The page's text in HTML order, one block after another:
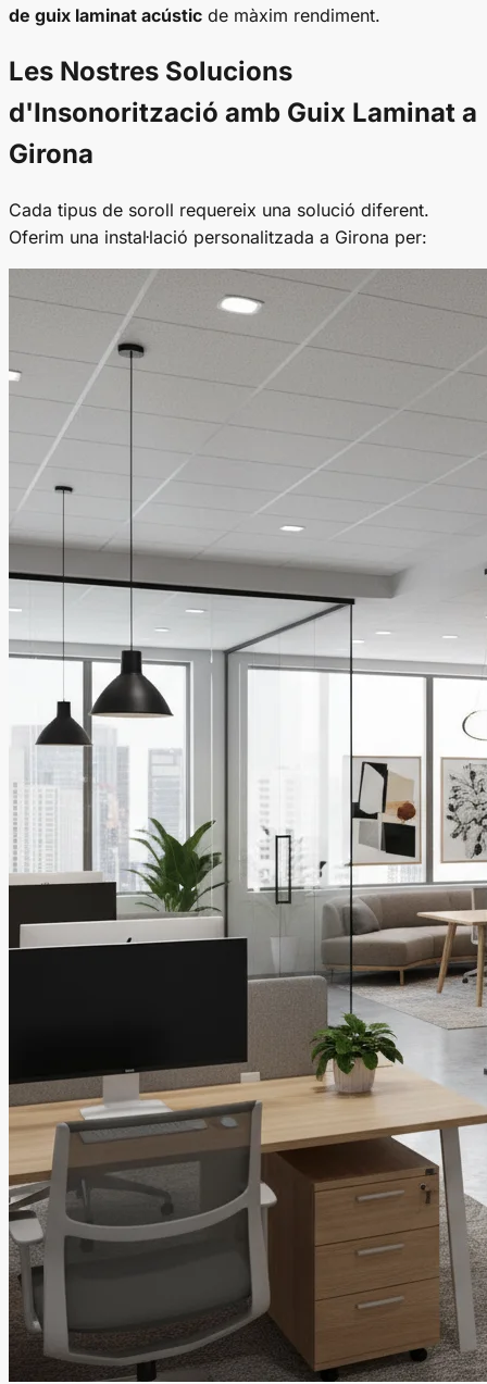
de guix laminat acústic de màxim rendiment.
Les Nostres Solucions
d'Insonorització amb Guix Laminat a
Girona
Cada tipus de soroll requereix una solució diferent.
Oferim una instal·lació personalitzada a Girona per: